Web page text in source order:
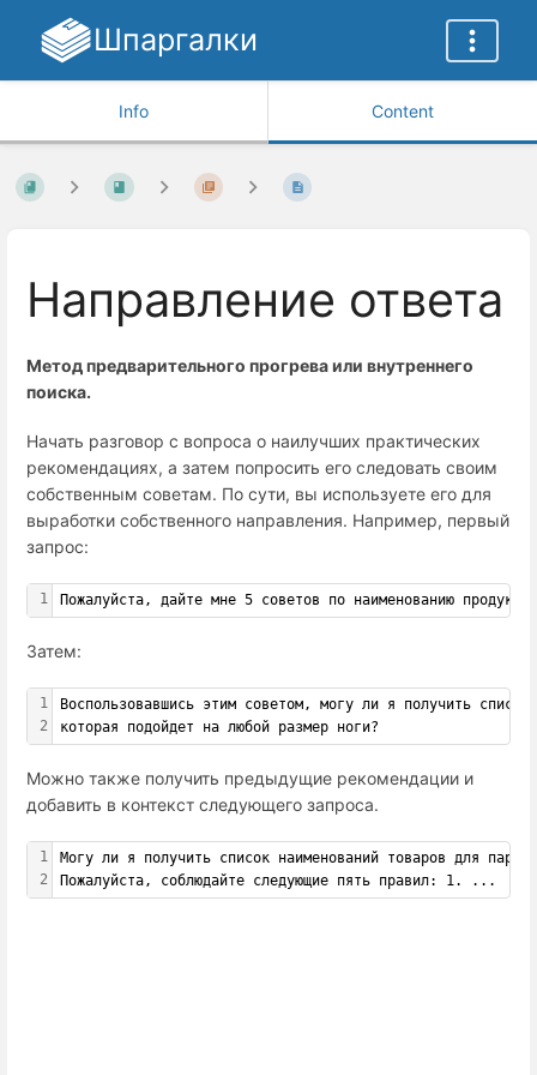
Шпаргалки
Info Content
Направление ответа
Метод предварительного прогрева или внутреннего
поиска.
Начать разговор с вопроса о наилучших практических
рекомендациях, а затем попросить его следовать своим
собственным советам. По сути, вы используете его для
выработки собственного направления. Например, первый
запрос:
1 Пожалуйста, дайте мне 5 советов по наименованию
Затем:
1
2
Воспользовавшись этим советом, могу ли я получить
которая подойдет на любой размер ноги?
Можно также получить предыдущие рекомендации и
добавить в контекст следующего запроса.
1
2
Могу ли я получить список наименований товаров для
Пожалуйста, соблюдайте следующие пять правил: 1. ...